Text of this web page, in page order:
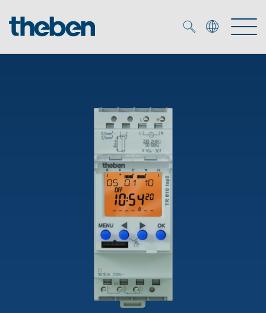
Smart Home
Detetores de presença e movimentos
Controlo da hora e da luz
Biblioteca de mídia
Seminários técnicos
Sistema de casa inteligente LUXORliving
Projetores de LED
Comutação e regulação de LEDs
Medição inteligente
Informações atuais
Pesquisador de produtos